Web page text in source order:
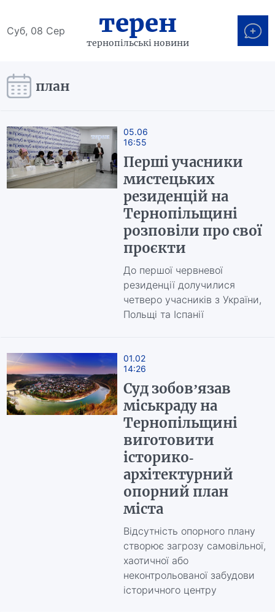
Суб, 08 Сер терен
тернопільські новини
план
05.06
16:55
Перші учасники
мистецьких
резиденцій на
Тернопільщині
розповіли про свої
проєкти
До першої червневої
резиденції долучилися
четверо учасників з України,
Польщі та Іспанії
01.02
14:26
Суд зобов’язав
міськраду на
Тернопільщині
виготовити
історико-
архітектурний
опорний план
міста
Відсутність опорного плану
створює загрозу самовільної,
хаотичної або
неконтрольованої забудови
історичного центру